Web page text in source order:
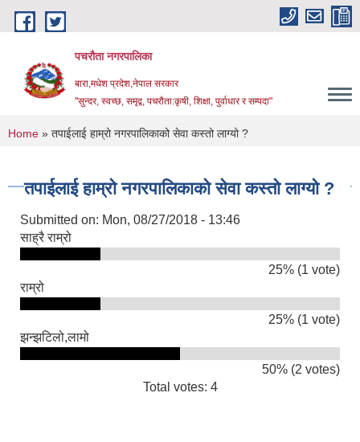
Skip to main content
पचरौता नगरपालिका
बारा,मधेश प्रदेश,नेपाल सरकार
"सुन्दर, स्वच्छ, समृद्व, पचरौता:कृषी, शिक्षा, पुर्वाधार र सम्पदा"
You are here
Home » तपाईलाई हाम्रो नगरपालिकाको सेवा कस्तो लाग्यो ?
तपाईलाई हाम्रो नगरपालिकाको सेवा कस्तो लाग्यो ?
Submitted on: Mon, 08/27/2018 - 13:46
साह्रै राम्रो
25% (1 vote)
राम्रो
25% (1 vote)
झन्झटिलो,लामो
50% (2 votes)
Total votes: 4